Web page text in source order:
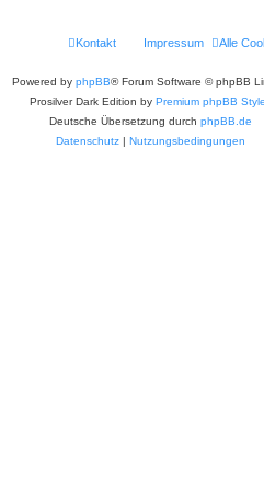
Alle
Impressum
Kontakt
Powered by phpBB® Forum Software © phpBB
Prosilver Dark Edition by Premium phpBB
Deutsche Übersetzung durch phpBB.de
Datenschutz | Nutzungsbedingungen